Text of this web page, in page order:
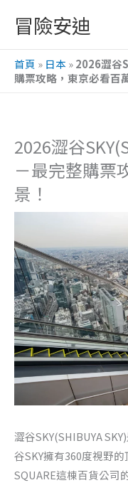
主
冒險安迪
首頁 » 日本 »2026澀谷
購票攻略，東京必看百
2026澀谷
－最完整購票
景！
澀谷SKY(SHIBUYA
谷SKY擁有360度視野
SQUARE這棟百貨公司